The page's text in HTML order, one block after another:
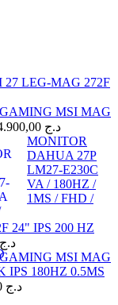
LEG-MAG 272F
MSI MAG
د.ج
MONITOR
DAHUA 27P
LM27-E230C
VA / 180HZ /
1MS / FHD /
24" IPS 200 HZ
د.ج
MSI MAG
IPS 180HZ 0.5MS
د.ج